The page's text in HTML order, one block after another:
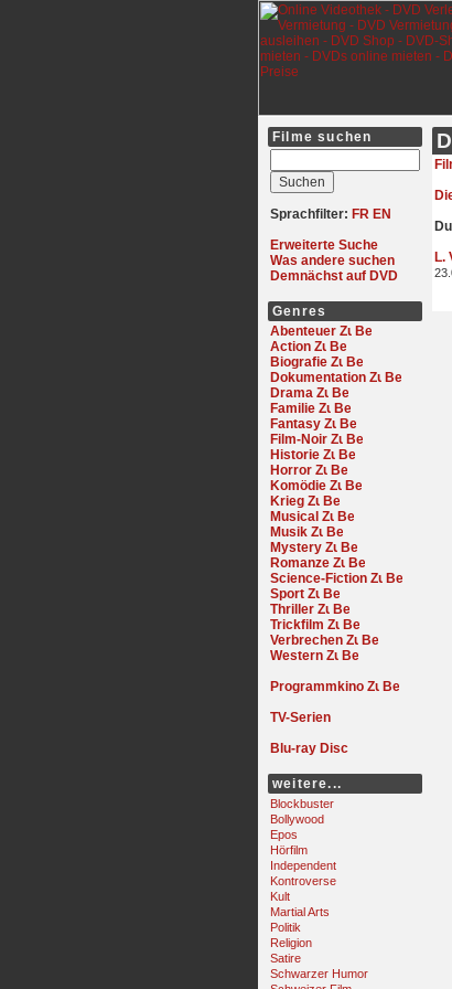
Filme suchen
Sprachfilter: FR EN
Erweiterte Suche
Was andere suchen
Demnächst auf DVD
Genres
Abenteuer
Action
Biografie
Dokumentation
Drama
Familie
Fantasy
Film-Noir
Historie
Horror
Komödie
Krieg
Musical
Musik
Mystery
Romanze
Science-Fiction
Sport
Thriller
Trickfilm
Verbrechen
Western
Programmkino
TV-Serien
Blu-ray Disc
weitere...
Blockbuster
Bollywood
Epos
Hörfilm
Independent
Kontroverse
Kult
Martial Arts
Politik
Religion
Satire
Schwarzer Humor
L.